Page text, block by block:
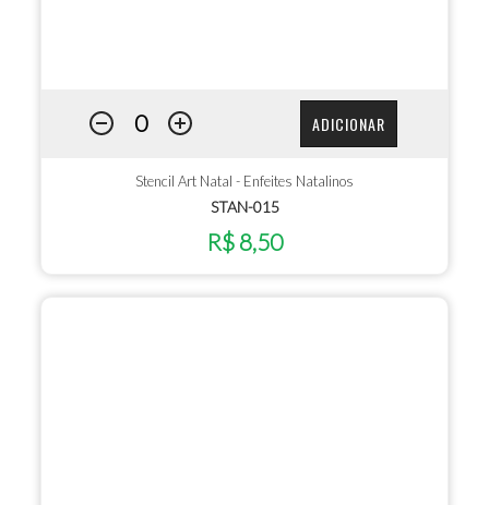
ADICIONAR
Stencil Art Natal - Enfeites Natalinos
STAN-015
R$ 8,50